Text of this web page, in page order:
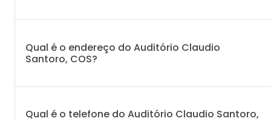
Qual é o endereço do Auditório Claudio
Santoro, COS?
Qual é o telefone do Auditório Claudio Santoro,